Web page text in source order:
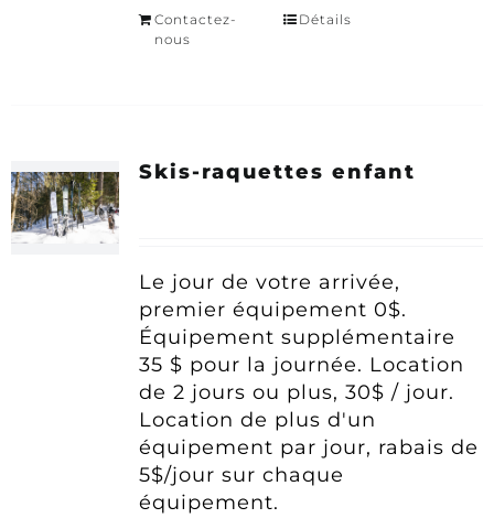
Contactez-
nous
Détails
Skis-raquettes enfant
Le jour de votre arrivée,
premier équipement 0$.
Équipement supplémentaire
35 $ pour la journée. Location
de 2 jours ou plus, 30$ / jour.
Location de plus d'un
équipement par jour, rabais de
5$/jour sur chaque
équipement.